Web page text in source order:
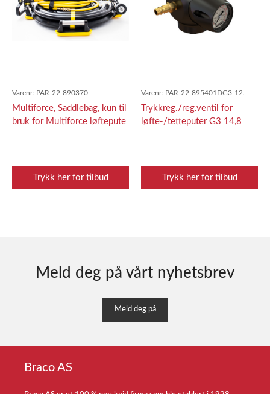
Varenr: PAR-22-890370
Multiforce, Saddlebag, kun til
bruk for Multiforce løftepute
Trykk her for tilbud
Varenr: PAR-22-895401DG3-12.
Trykkreg./reg.ventil for
løfte-/tetteputer G3 14,8
Trykk her for tilbud
Meld deg på vårt nyhetsbrev
Meld deg på
Braco AS